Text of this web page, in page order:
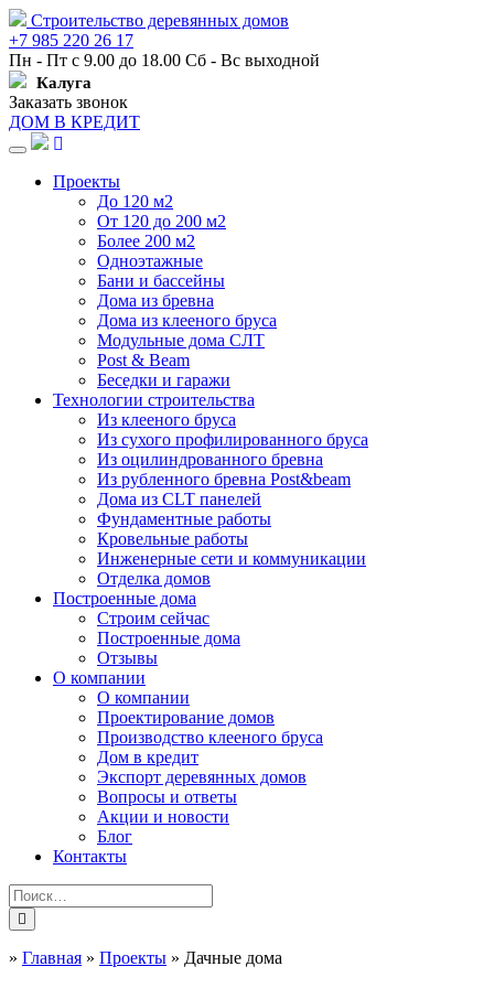
Строительство деревянных домов
+7 985 220 26 17
Пн - Пт с 9.00 до 18.00 Сб - Вс выходной
Калуга
Заказать звонок
ДОМ В КРЕДИТ
Навигация
Проекты
До 120 м2
От 120 до 200 м2
Более 200 м2
Одноэтажные
Бани и бассейны
Дома из бревна
Дома из клееного бруса
Модульные дома СЛТ
Post & Beam
Беседки и гаражи
Технологии строительства
Из клееного бруса
Из сухого профилированного бруса
Из оцилиндрованного бревна
Из рубленного бревна Post&beam
Дома из CLT панелей
Фундаментные работы
Кровельные работы
Инженерные сети и коммуникации
Отделка домов
Построенные дома
Строим сейчас
Построенные дома
Отзывы
О компании
О компании
Проектирование домов
Производство клееного бруса
Дом в кредит
Экспорт деревянных домов
Вопросы и ответы
Акции и новости
Блог
Контакты
» Главная » Проекты » Дачные дома